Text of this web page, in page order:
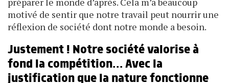
motivé de sentir que notre travail peut nourrir une
réflexion de société dont notre monde a besoin.
Justement ! Notre société valorise à
fond la compétition… Avec la
justification que la nature fonctionne